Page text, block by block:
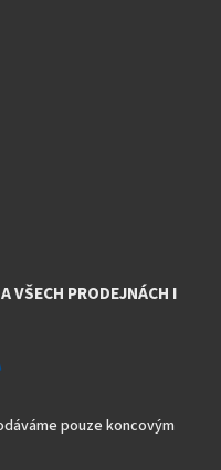
VŠECH PRODEJNÁCH I
pouze koncovým